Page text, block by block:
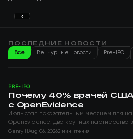
работают с
Genry HAug 06, 2026
‹
ПОСЛЕДНИЕ НОВОСТИ
Все
Венчурные новости Pre-IPO
PRE-IPO
Почему 40% врачей
с OpenEvidence
Июль стал показательным месяцем для
OpenEvidence: два крупных партнёрства
масштаб.
Genry HAug 06, 20262 мин чтения